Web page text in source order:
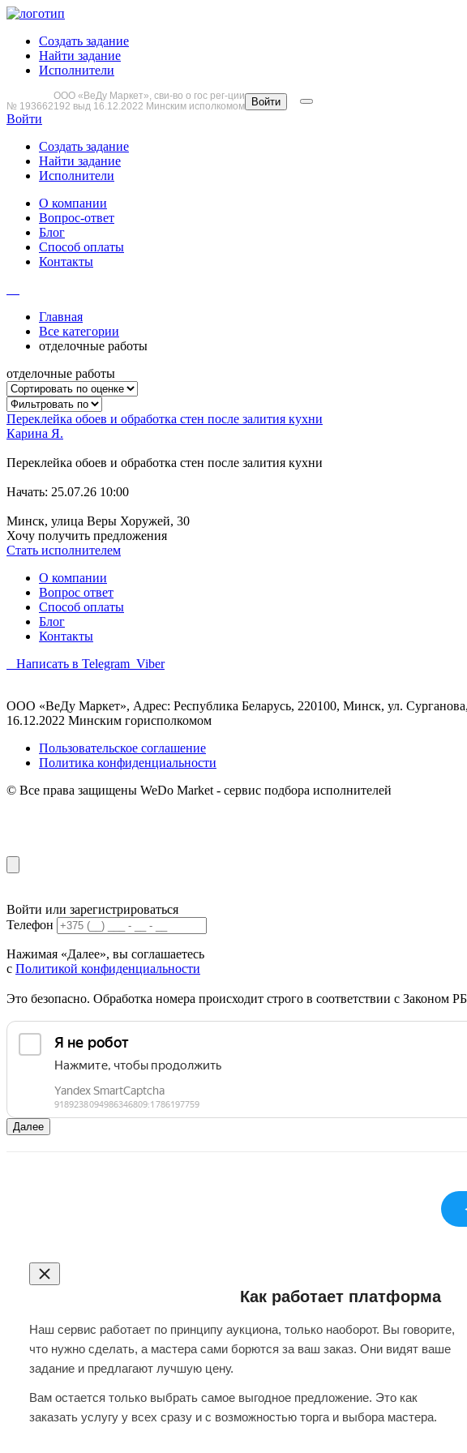
Создать задание
Найти задание
Исполнители
ООО «ВеДу Маркет», сви-во о гос рег-ции
№ 193662192 выд 16.12.2022 Минским исполкомом
Войти
Войти
Создать задание
Найти задание
Исполнители
О компании
Вопрос-ответ
Блог
Способ оплаты
Контакты
Главная
Все категории
отделочные работы
отделочные работы
Переклейка обоев и обработка стен после залития кухни
Карина Я.
Переклейка обоев и обработка стен после залития кухни
Начать: 25.07.26 10:00
Минск, улица Веры Хоружей, 30
Хочу получить предложения
Стать исполнителем
О компании
Вопрос ответ
Способ оплаты
Блог
Контакты
Написать в Telegram Viber
ООО «ВеДу Маркет», Адрес: Республика Беларусь, 220100, Минск, ул.
16.12.2022 Минским горисполкомом
Пользовательское соглашение
Политика конфиденциальности
© Все права защищены WeDo Market - сервис подбора исполнителей
Войти или зарегистрироваться
Телефон
Нажимая «Далее», вы соглашаетесь
с Политикой конфиденциальности
Это безопасно. Обработка номера происходит строго в соответствии с
Далее
Как работает платформа
Наш сервис работает по принципу аукциона, только наоборот. Вы говорите,
что нужно сделать, а мастера сами борются за ваш заказ. Они видят ваше
задание и предлагают лучшую цену.
Вам остается только выбрать самое выгодное предложение. Это как
заказать услугу у всех сразу и с возможностью торга и выбора мастера.